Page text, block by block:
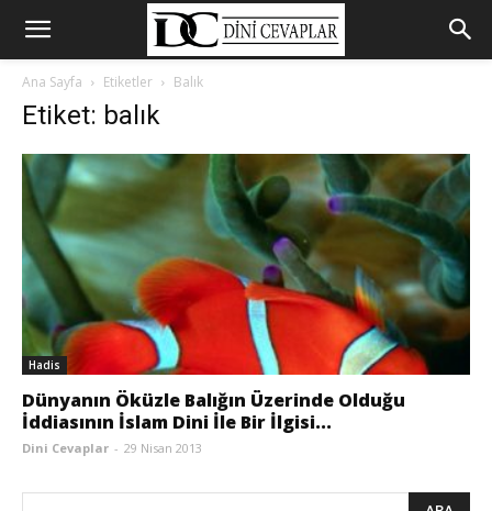
Ana Sayfa Etiketler Balık
Etiket: balık
Hadis
Dünyanın Öküzle Balığın Üzerinde Olduğu
İddiasının İslam Dini İle Bir İlgisi...
Dini Cevaplar - 29 Nisan 2013